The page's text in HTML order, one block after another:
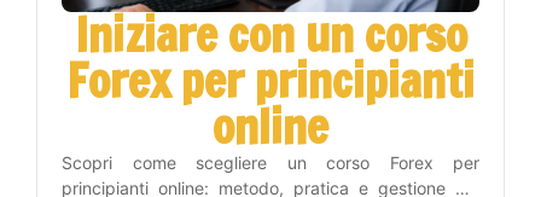
Iniziare con un corso
Forex per principianti
online
Scopri come scegliere un corso Forex per
principianti online: metodo, pratica e gestione del